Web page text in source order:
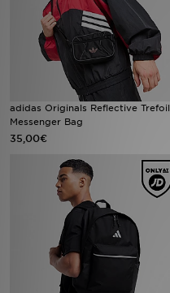
adidas Originals Reflective Trefoil
Messenger Bag
35,00€
Minun viestini
Asiakaspalvelu ja tietoa